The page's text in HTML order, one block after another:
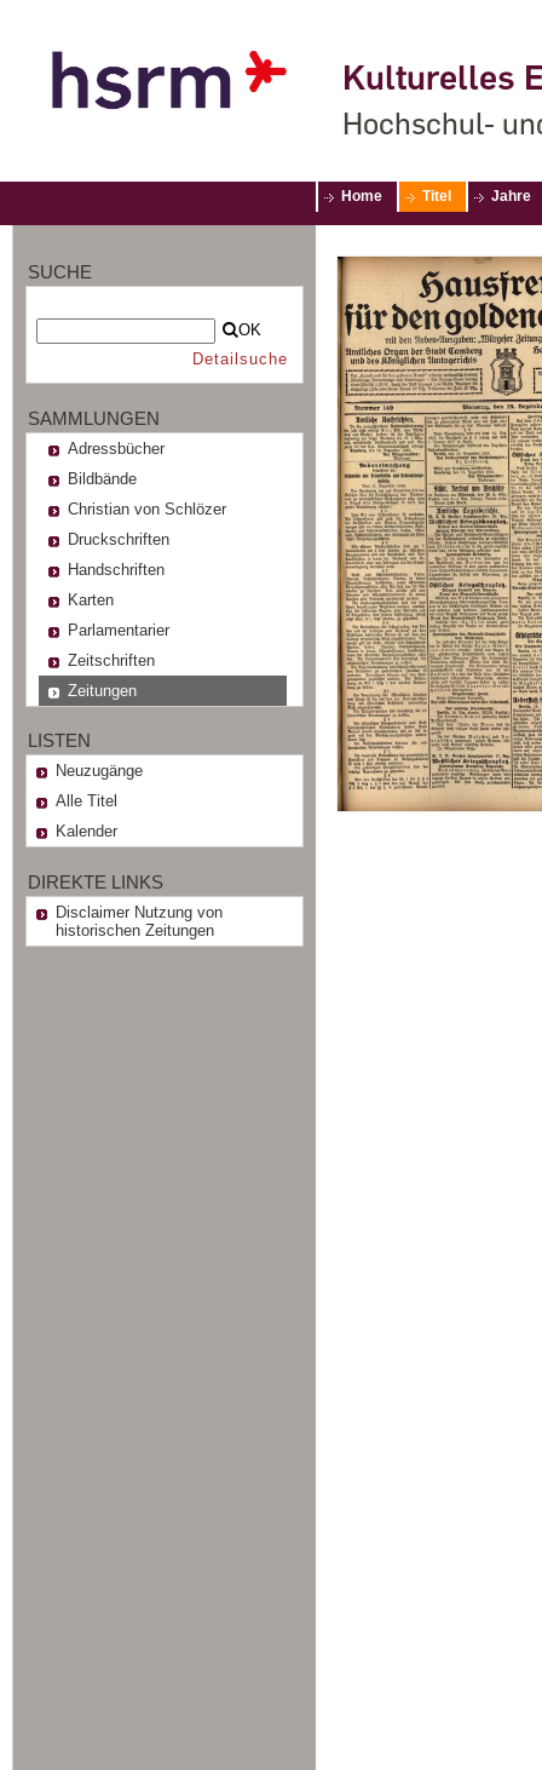
Kulturelles
Hochschul-
Home Titel Jahre
SUCHE
OK
Detailsuche
SAMMLUNGEN
Adressbücher
Bildbände
Christian von Schlözer
Druckschriften
Handschriften
Karten
Parlamentarier
Zeitschriften
Zeitungen
LISTEN
Neuzugänge
Alle Titel
Kalender
DIREKTE LINKS
Disclaimer Nutzung von
historischen Zeitungen